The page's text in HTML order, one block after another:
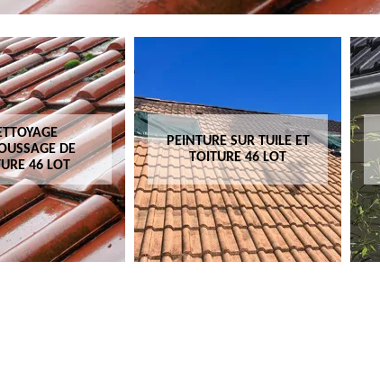
DE
46 LOT
PEINTURE SUR TUILE ET
TOITURE 46 LOT